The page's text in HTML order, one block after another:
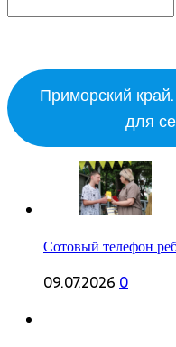
Приморский
для
Сотовый телефон
09.07.2026 0